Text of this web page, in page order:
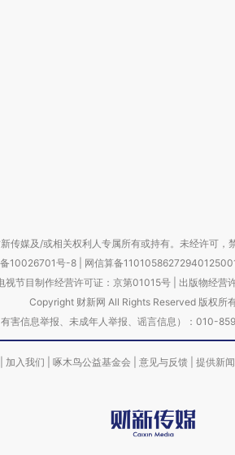
传媒及/或相关权利人专属所有或持有。未经许可，
10026701号-8 网信算备
视节目制作经营许可证：京第01015号| 出版物经营
Copyright 财新网 All Rights Reserved 版权所
有害信息举报、未成年人举报、谣言信息）：
加入我们 啄木鸟公益基金会 意见与反馈 提供新